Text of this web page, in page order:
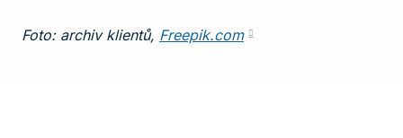
Foto: archiv klientů, Freepik.com